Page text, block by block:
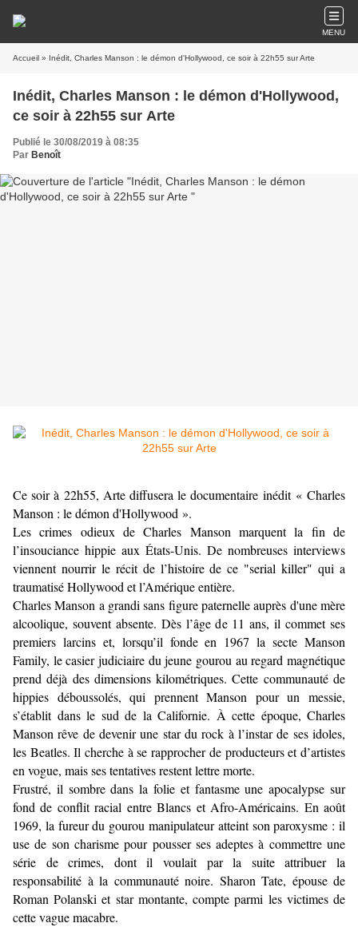
MENU
Accueil » Inédit, Charles Manson : le démon d'Hollywood, ce soir à 22h55 sur Arte
Inédit, Charles Manson : le démon d'Hollywood,
ce soir à 22h55 sur Arte
Publié le 30/08/2019 à 08:35
Par Benoît
Ce soir à 22h55, Arte diffusera le documentaire inédit « Charles
Manson : le démon d'Hollywood ».
Les crimes odieux de Charles Manson marquent la fin de
l’insouciance hippie aux États-Unis. De nombreuses interviews
viennent nourrir le récit de l’histoire de ce "serial killer" qui a
traumatisé Hollywood et l’Amérique entière.
Charles Manson a grandi sans figure paternelle auprès d'une mère
alcoolique, souvent absente. Dès l’âge de 11 ans, il commet ses
premiers larcins et, lorsqu’il fonde en 1967 la secte Manson
Family, le casier judiciaire du jeune gourou au regard magnétique
prend déjà des dimensions kilométriques. Cette communauté de
hippies déboussolés, qui prennent Manson pour un messie,
s’établit dans le sud de la Californie. À cette époque, Charles
Manson rêve de devenir une star du rock à l’instar de ses idoles,
les Beatles. Il cherche à se rapprocher de producteurs et d’artistes
en vogue, mais ses tentatives restent lettre morte.
Frustré, il sombre dans la folie et fantasme une apocalypse sur
fond de conflit racial entre Blancs et Afro-Américains. En août
1969, la fureur du gourou manipulateur atteint son paroxysme : il
use de son charisme pour pousser ses adeptes à commettre une
série de crimes, dont il voulait par la suite attribuer la
responsabilité à la communauté noire. Sharon Tate, épouse de
Roman Polanski et star montante, compte parmi les victimes de
cette vague macabre.